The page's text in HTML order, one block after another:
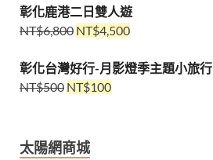
彰化鹿港二日雙人遊
NT$6,800 NT$4,500
彰化台灣好行-月影燈季主題小旅行
NT$500 NT$100
太陽網商城